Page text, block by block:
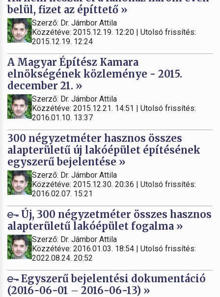
belül, fizet az építtető »
Szerző: Dr. Jámbor Attila
Közzétéve: 2015.12.19. 12:20 | Utolsó frissítés:
2015.12.19. 12:24
A Magyar Építész Kamara
elnökségének közleménye - 2015.
december 21. »
Szerző: Dr. Jámbor Attila
Közzétéve: 2015.12.21. 14:51 | Utolsó frissítés:
2016.01.10. 13:37
300 négyzetméter hasznos összes
alapterületű új lakóépület építésének
egyszerű bejelentése »
Szerző: Dr. Jámbor Attila
Közzétéve: 2015.12.30. 20:36 | Utolsó frissítés:
2016.02.07. 15:21
Új, 300 négyzetméter összes hasznos
alapterületű lakóépület fogalma »
Szerző: Dr. Jámbor Attila
Közzétéve: 2016.01.03. 18:54 | Utolsó frissítés:
2022.08.24. 20:52
Egyszerű bejelentési dokumentáció
(2016-06-01 – 2016-06-13) »